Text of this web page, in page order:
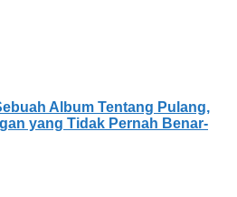
Album Tentang Pulang,
yang Tidak Pernah Benar-